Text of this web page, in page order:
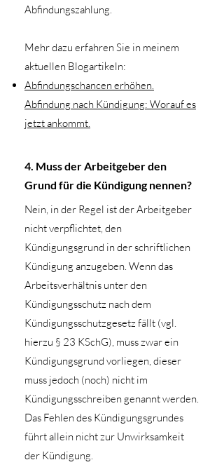
Abfindungszahlung.
Mehr dazu erfahren Sie in meinem
aktuellen Blogartikeln:
Abfindungschancen erhöhen.
Abfindung nach Kündigung: Worauf es
jetzt ankommt.
4. Muss der Arbeitgeber den
Grund für die Kündigung nennen?
Nein, in der Regel ist der Arbeitgeber
nicht verpflichtet, den
Kündigungsgrund in der schriftlichen
Kündigung anzugeben. Wenn das
Arbeitsverhältnis unter den
Kündigungsschutz nach dem
Kündigungsschutzgesetz fällt (vgl.
hierzu § 23 KSchG), muss zwar ein
Kündigungsgrund vorliegen, dieser
muss jedoch (noch) nicht im
Kündigungsschreiben genannt werden.
Das Fehlen des Kündigungsgrundes
führt allein nicht zur Unwirksamkeit
der Kündigung.